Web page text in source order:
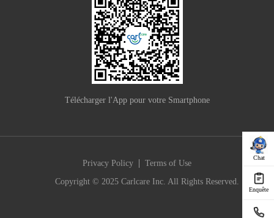
Chat
Enquête
Télécharger l'App pour votre Smartphone
Privacy Policy | Terms of Use
Copyright © 2025 Carlcare Inc. All Rights Reserved.